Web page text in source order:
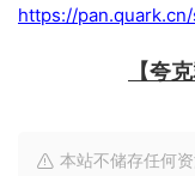
https://
【夸
本站不储存任何